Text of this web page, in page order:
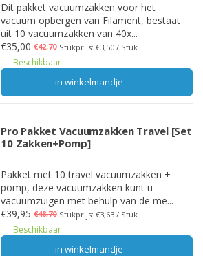
Dit pakket vacuumzakken voor het
vacuüm opbergen van Filament, bestaat
uit 10 vacuumzakken van 40x...
€35,00 €42,70 Stukprijs: €3,50 / Stuk
Beschikbaar
in winkelmandje
Pro Pakket Vacuumzakken Travel [Set
10 Zakken+Pomp]
Pakket met 10 travel vacuumzakken +
pomp, deze vacuumzakken kunt u
vacuumzuigen met behulp van de me...
€39,95 €48,70 Stukprijs: €3,63 / Stuk
Beschikbaar
in winkelmandje